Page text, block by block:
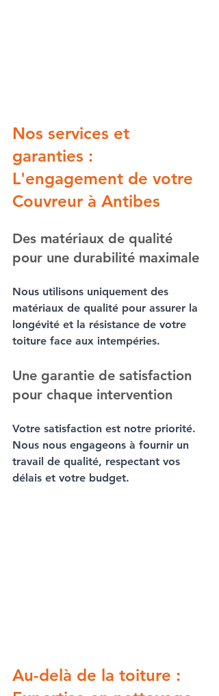
Nos services et
garanties :
L'engagement de votre
Couvreur à Antibes
Des matériaux de qualité
pour une durabilité maximale
Nous utilisons uniquement des
matériaux de qualité pour assurer la
longévité et la résistance de votre
toiture face aux intempéries.
Une garantie de satisfaction
pour chaque intervention
Votre satisfaction est notre priorité.
Nous nous engageons à fournir un
travail de qualité, respectant vos
délais et votre budget.
Au-delà de la toiture :